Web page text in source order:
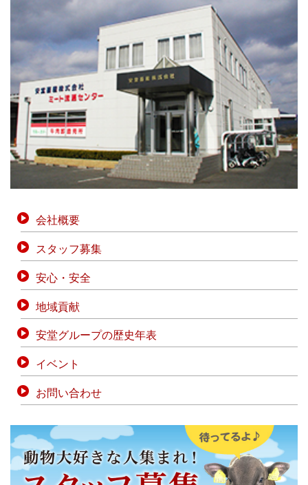
会社概要
スタッフ募集
安心・安全
地域貢献
安堂グループの歴史年表
イベント
お問い合わせ